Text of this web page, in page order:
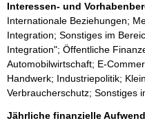
r
Interessen- und
Internationale Beziehungen;
Integration; Sonstiges im
Integration"; Öffentliche
Automobilwirtschaft; E-
Handwerk; Industriepolitik;
Verbraucherschutz; Sonstiges
Jährliche finanzielle